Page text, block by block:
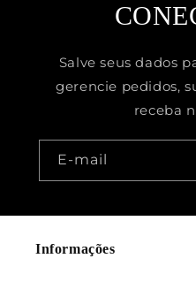
Salve seus dados
gerencie pedidos,
receba
E-mail
Informações